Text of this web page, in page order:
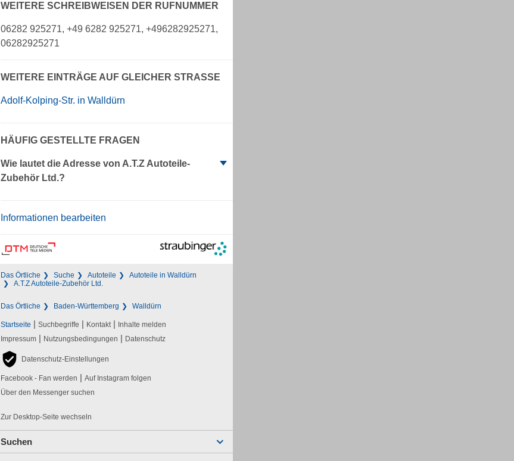
WEITERE SCHREIBWEISEN DER RUFNUMMER
06282 925271, +49 6282 925271, +496282925271,
06282925271
WEITERE EINTRÄGE AUF GLEICHER STRASSE
Adolf-Kolping-Str. in Walldürn
HÄUFIG GESTELLTE FRAGEN
Wie lautet die Adresse von A.T.Z Autoteile-
Zubehör Ltd.?
Informationen bearbeiten
Das Örtliche Suche Autoteile
Autoteile in Walldürn
A.T.Z Autoteile-Zubehör Ltd.
Das Örtliche Baden-Württemberg Walldürn
Startseite | Suchbegriffe | Kontakt | Inhalte melden
Impressum | Nutzungsbedingungen | Datenschutz
Datenschutz-Einstellungen
Facebook - Fan werden | Auf Instagram folgen
Über den Messenger suchen
Zur Desktop-Seite wechseln
Suchen